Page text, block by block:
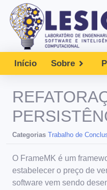
Início Sobre
Categorias Trabalho de
O FrameMK é um
estabelecer o preço de
software vem sendo